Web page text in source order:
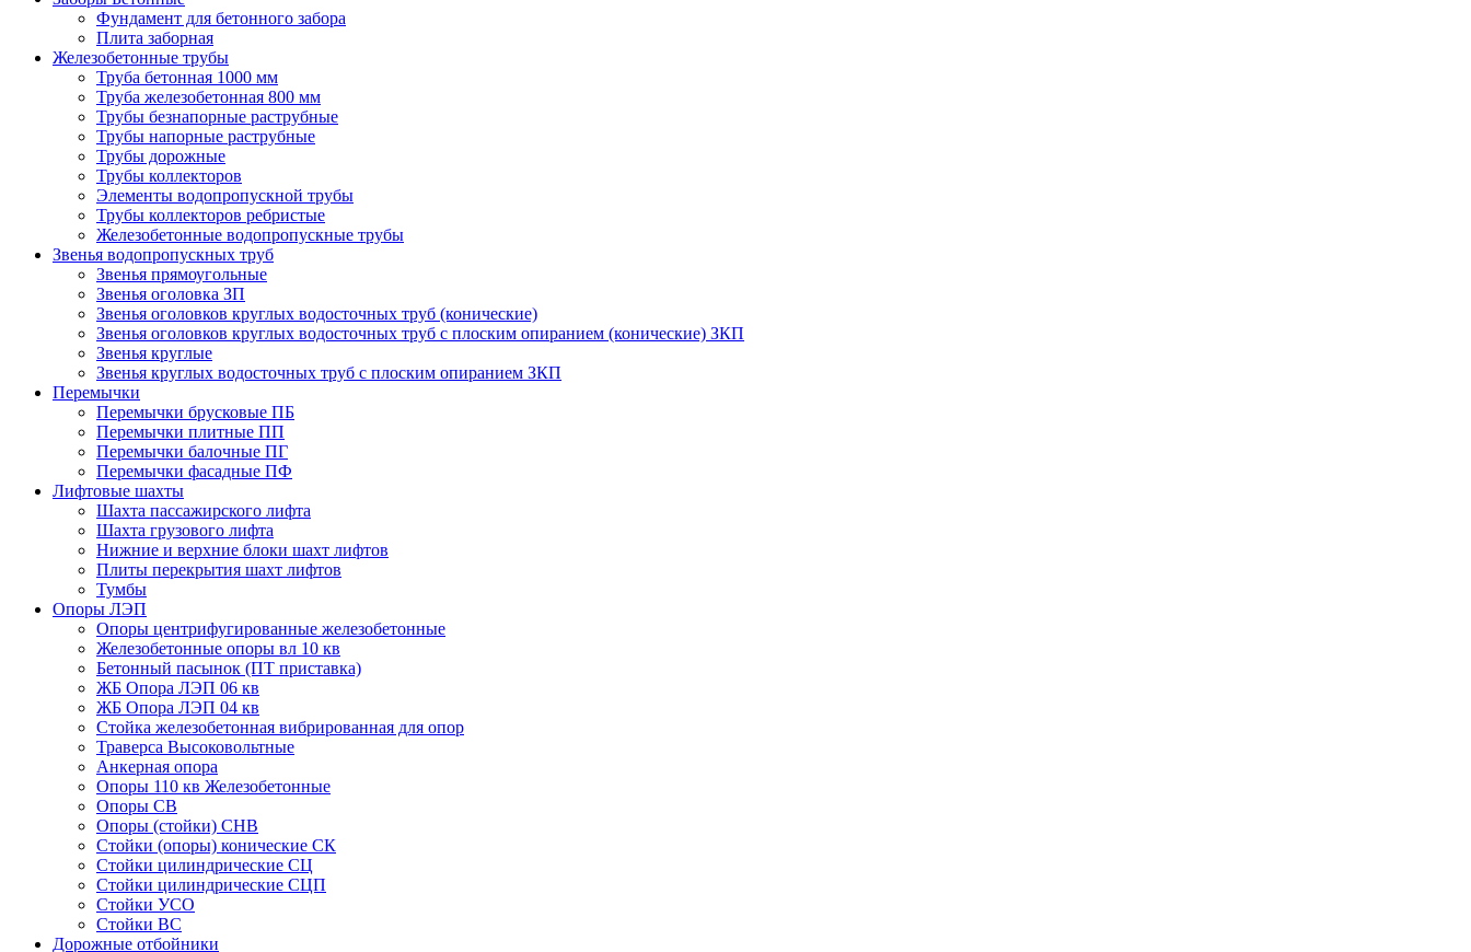
Фундамент для бетонного забора
Плита заборная
Железобетонные трубы
Труба бетонная 1000 мм
Труба железобетонная 800 мм
Трубы безнапорные раструбные
Трубы напорные раструбные
Трубы дорожные
Трубы коллекторов
Элементы водопропускной трубы
Трубы коллекторов ребристые
Железобетонные водопропускные трубы
Звенья водопропускных труб
Звенья прямоугольные
Звенья оголовка ЗП
Звенья оголовков круглых водосточных труб (конические)
Звенья оголовков круглых водосточных труб с плоским опиранием (конические) ЗКП
Звенья круглые
Звенья круглых водосточных труб с плоским опиранием ЗКП
Перемычки
Перемычки брусковые ПБ
Перемычки плитные ПП
Перемычки балочные ПГ
Перемычки фасадные ПФ
Лифтовые шахты
Шахта пассажирского лифта
Шахта грузового лифта
Нижние и верхние блоки шахт лифтов
Плиты перекрытия шахт лифтов
Тумбы
Опоры ЛЭП
Опоры центрифугированные железобетонные
Железобетонные опоры вл 10 кв
Бетонный пасынок (ПТ приставка)
ЖБ Опора ЛЭП 06 кв
ЖБ Опора ЛЭП 04 кв
Стойка железобетонная вибрированная для опор
Траверса Высоковольтные
Анкерная опора
Опоры 110 кв Железобетонные
Опоры СВ
Опоры (стойки) СНВ
Стойки (опоры) конические СК
Стойки цилиндрические СЦ
Стойки цилиндрические СЦП
Стойки УСО
Стойки ВС
Дорожные отбойники